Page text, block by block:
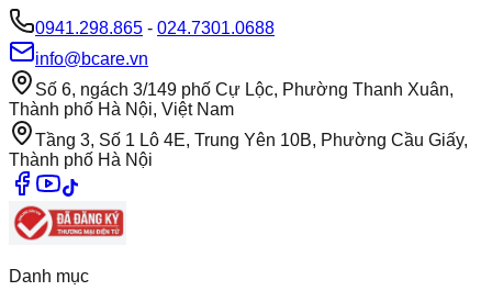
0941.298.865 - 024.7301.0688
info@bcare.vn
Số 6, ngách 3/149 phố Cự Lộc, Phường Thanh Xuân,
Thành phố Hà Nội, Việt Nam
Tầng 3, Số 1 Lô 4E, Trung Yên 10B, Phường Cầu Giấy,
Thành phố Hà Nội
Danh mục